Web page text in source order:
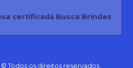
certificada Busca Brindes
Todos os direitos reservados